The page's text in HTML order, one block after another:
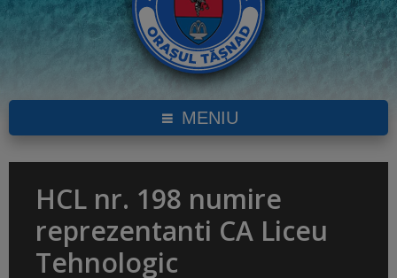
MENIU
HCL nr. 198 numire
reprezentanti CA Liceu
Tehnologic